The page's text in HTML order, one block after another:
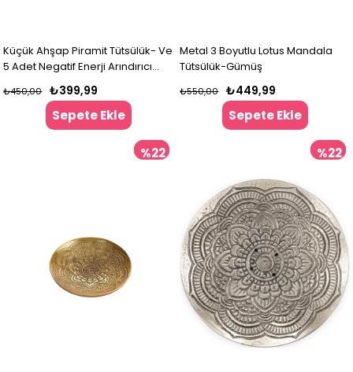
Küçük Ahşap Piramit Tütsülük- Ve
5 Adet Negatif Enerji Arındırıcı
₺399,99
₺450,00
Sepete Ekle
Metal 3 Boyutlu Lotus Mandala
Tütsülük-Gümüş
₺449,99
₺550,00
Sepete Ekle
%22 %22